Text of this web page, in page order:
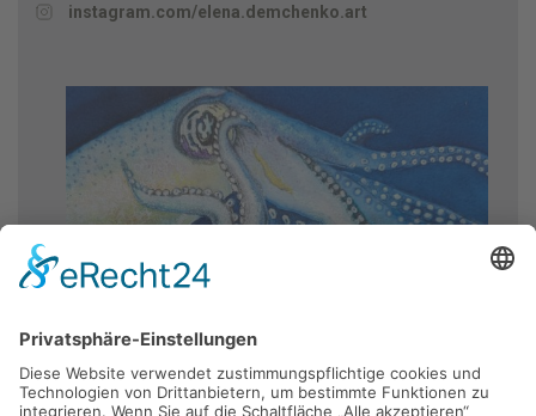
instagram.com/elena.demchenko.art